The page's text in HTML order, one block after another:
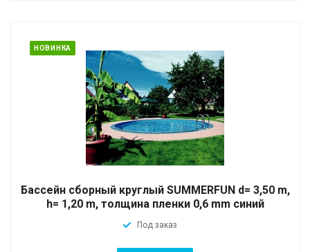
НОВИНКА
Бассейн сборный круглый SUMMERFUN d= 3,50 m,
h= 1,20 m, толщина пленки 0,6 mm синий
Под заказ